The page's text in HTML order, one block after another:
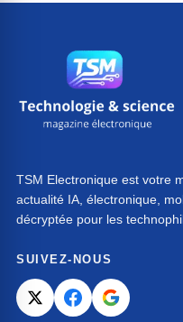
TSM Electronique est votre
actualité IA, électronique,
décryptée pour les
SUIVEZ-NOUS